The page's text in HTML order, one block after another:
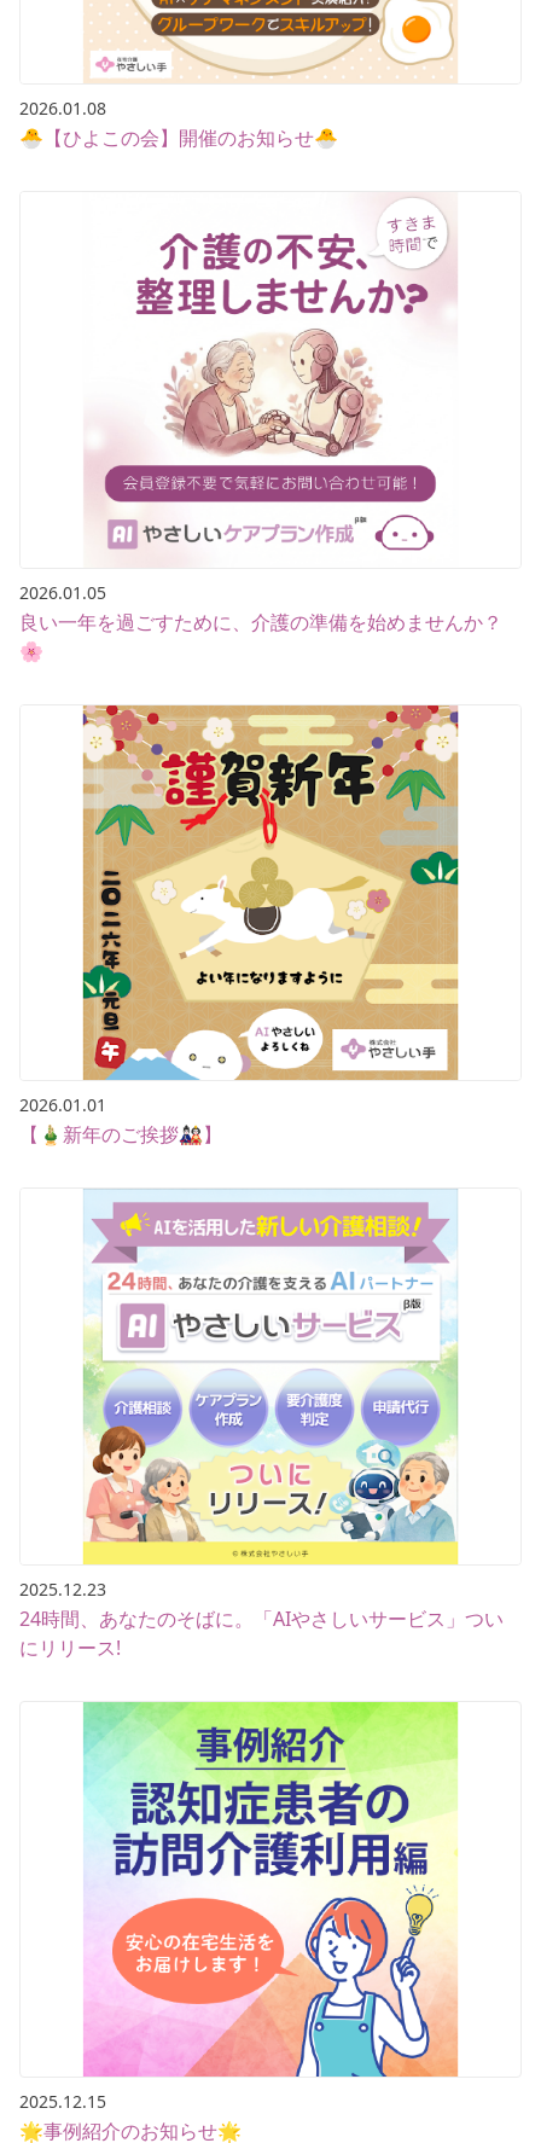
2026.01.08
🐣【ひよこの会】開催のお知らせ🐣
2026.01.05
良い一年を過ごすために、介護の準備を始めませんか？
🌸
2026.01.01
【🎍新年のご挨拶🎎】
2025.12.23
24時間、あなたのそばに。「AIやさしいサービス」つい
にリリース!
2025.12.15
🌟事例紹介のお知らせ🌟